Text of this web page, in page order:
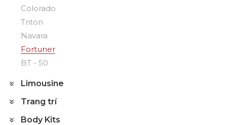
Colorado
Triton
Navara
Fortuner
BT - 50
Limousine
Trang trí
Body Kits